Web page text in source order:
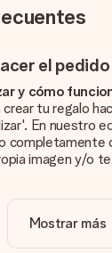
el pedido
y cómo
tu regalo
En nuestro
completamente
imagen y/o
está incluida en
en el sitio
Mostrar más